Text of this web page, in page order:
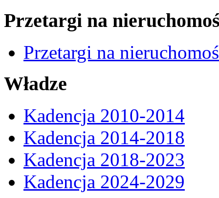
Przetargi na
Przetargi na
Władze
Kadencja 2010-2014
Kadencja 2014-2018
Kadencja 2018-2023
Kadencja 2024-2029